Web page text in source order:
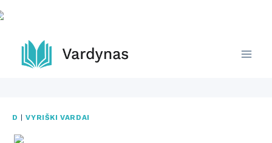
Skip
to
content
D |VYRIŠKI VARDAI